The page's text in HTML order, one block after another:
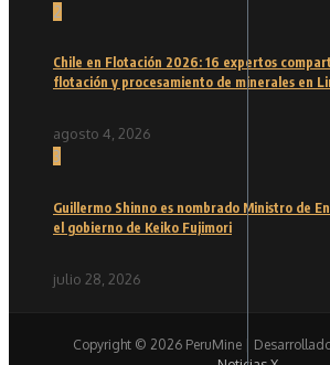
2
Chile en Flotación 2026: 16 expertos
flotación y procesamiento de minerales en
agosto 4, 2026
3
Guillermo Shinno es nombrado Ministro de
el gobierno de Keiko Fujimori
julio 28, 2026
Copyright © 2026 PeruMine |